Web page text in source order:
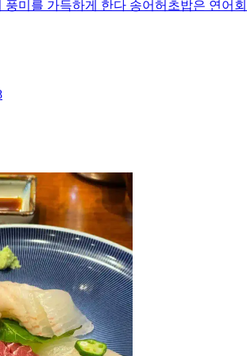
풍미를 가득하게 한다 송어허초밥은 연어